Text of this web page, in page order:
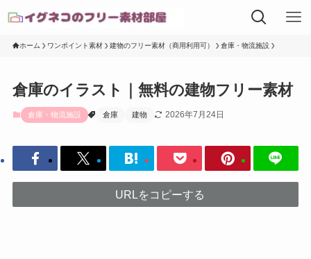
ホーム ワンポイント素材 建物のフリー素材（商用利用可） 倉庫・物流施設
倉庫のイラスト｜無料の建物フリー素材
倉庫・物流施設 倉庫 建物 2026年7月24日
URLをコピーする